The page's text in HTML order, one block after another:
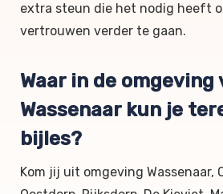
extra steun die het nodig heeft
vertrouwen verder te gaan.
Waar in de omgeving
Wassenaar kun je
bijles?
Kom jij uit omgeving Wassenaar,